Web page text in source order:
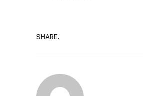
SHARE.